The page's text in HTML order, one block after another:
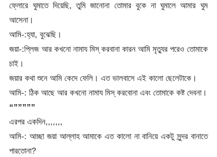
ফ্লোরে ঘুমাতে দিয়েছি, তুমি জানোনা তোমার বুকে না ঘুমালে আমার ঘুম
আসেনা।
আমি-:হ্যা, বুঝেছি।
জয়া-:প্লিজ আর কখনো নামায মিস্ করবানা কারন আমি মৃত্যুর পরেও তোমাকে
চাই।
জয়ার কথা শুনে আমি কেদে ফেলি। এত ভালবাসে এই কালো ছেলেটাকে।
আমি-: ঠিক আছে আর কখনো নামায মিস্ করবোনা এবং তোমাকে কষ্ট দেবনা।
“”””””
এরপর একদিন,,,,,,,
আমি-: আচ্ছা জয়া আল্লাহ আমাকে এত কালো না বানিয়ে একটু সুন্দর বানাতে
পারতোনা?